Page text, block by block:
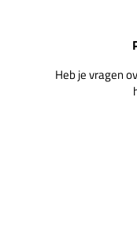
Heb je vragen